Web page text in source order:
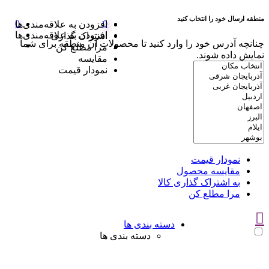
منطقه ارسال خود را انتخاب کنید
چنانچه آدرس خود را وارد کنید تا محصولات آن منطقه برای شما
نمایش داده شوند.
نمودار قیمت
مقایسه محصول
به اشتراک گذاری کالا
مرا مطلع کن
0
افزودن به علاقه‌مندی‌ها
0
دسته بندی ها
دسته بندی ها
افزودن به علاقه‌مندی‌ها
اشتراک گذاری
مرا مطلع کن
مقایسه
نمودار قیمت